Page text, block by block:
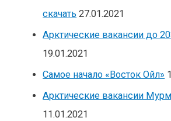
скачать 27.01.2021
Арктические вакансии до
19.01.2021
Самое начало «Восток Ойл»
Арктические вакансии
11.01.2021